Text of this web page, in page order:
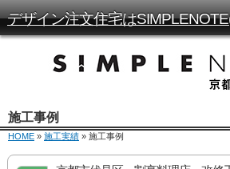
施工事例
HOME » 施工実績 » 施工事例